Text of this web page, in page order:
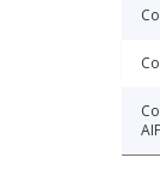
AIF